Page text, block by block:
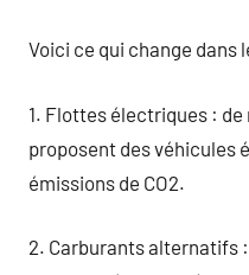
Voici ce qui change dans
1. Flottes électriques :
proposent des véhicules
émissions de CO2.
2. Carburants alternatifs